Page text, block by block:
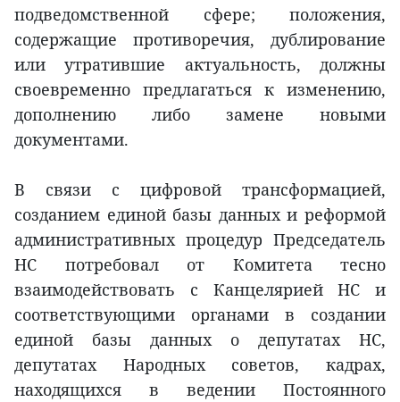
подведомственной сфере; положения,
содержащие противоречия, дублирование
или утратившие актуальность, должны
своевременно предлагаться к изменению,
дополнению либо замене новыми
документами.
В связи с цифровой трансформацией,
созданием единой базы данных и реформой
административных процедур Председатель
НС потребовал от Комитета тесно
взаимодействовать с Канцелярией НС и
соответствующими органами в создании
единой базы данных о депутатах НС,
депутатах Народных советов, кадрах,
находящихся в ведении Постоянного